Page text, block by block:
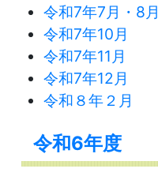
令和7年7月・8月
令和7年10月
令和7年11月
令和7年12月
令和８年２月
令和6年度